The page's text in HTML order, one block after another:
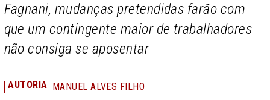
Fagnani, mudanças pretendidas farão com
que um contingente maior de trabalhadores
não consiga se aposentar
AUTORIA MANUEL ALVES FILHO